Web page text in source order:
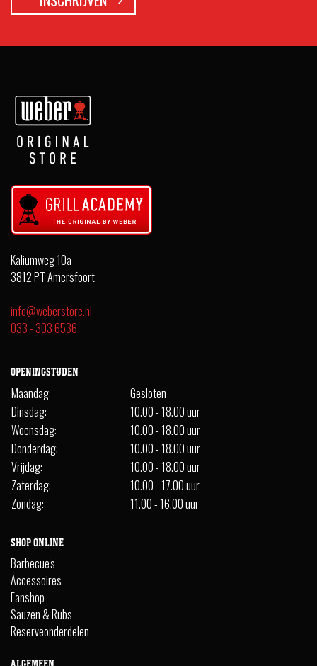
Kaliumweg 10a
3812 PT Amersfoort
info@weberstore.nl
033 - 303 6536
OPENINGSTIJDEN
Maandag:
Gesloten
Dinsdag:
10.00 - 18.00 uur
Woensdag:
10.00 - 18.00 uur
Donderdag:
10.00 - 18.00 uur
Vrijdag:
10.00 - 18.00 uur
Zaterdag:
10.00 - 17.00 uur
Zondag:
11.00 - 16.00 uur
SHOP ONLINE
Barbecue's
Accessoires
Fanshop
Sauzen & Rubs
Reserveonderdelen
ALGEMEEN